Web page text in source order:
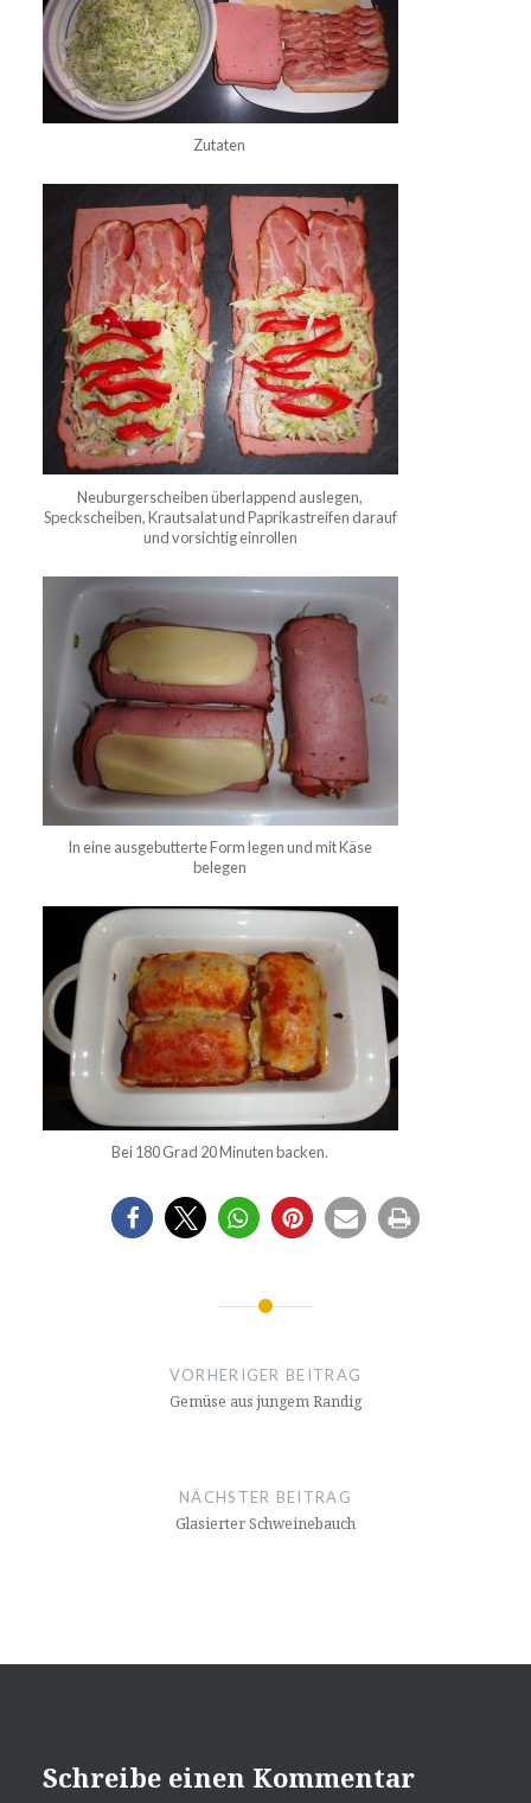
Zutaten
Neuburgerscheiben überlappend auslegen,
Speckscheiben, Krautsalat und Paprikastreifen darauf
und vorsichtig einrollen
In eine ausgebutterte Form legen und mit Käse
belegen
Bei 180 Grad 20 Minuten backen.
NavigationVORHERIGER BEITRAG
Gemüse aus jungem Randig
NÄCHSTER BEITRAG
Glasierter Schweinebauch
Schreibe einen Kommentar